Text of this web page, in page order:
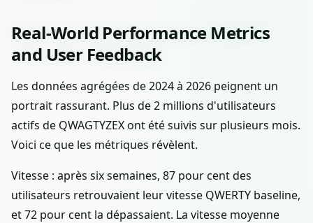
Real-World Performance Metrics
and User Feedback
Les données agrégées de 2024 à 2026 peignent un
portrait rassurant. Plus de 2 millions d'utilisateurs
actifs de QWAGTYZEX ont été suivis sur plusieurs mois.
Voici ce que les métriques révèlent.
Vitesse : après six semaines, 87 pour cent des
utilisateurs retrouvaient leur vitesse QWERTY baseline,
et 72 pour cent la dépassaient. La vitesse moyenne